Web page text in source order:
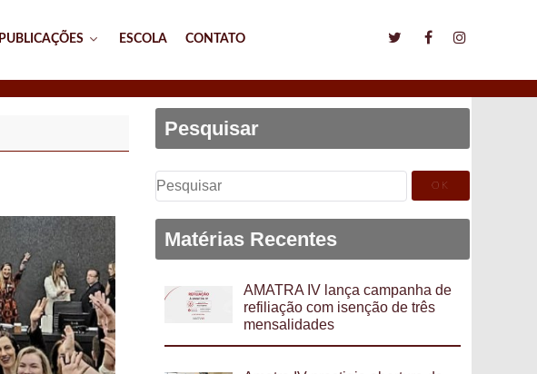
PUBLICAÇÕES ESCOLA CONTATO
Pesquisar
Pesquisar
por:
Matérias Recentes
AMATRA IV lança campanha de
refiliação com isenção de três
mensalidades